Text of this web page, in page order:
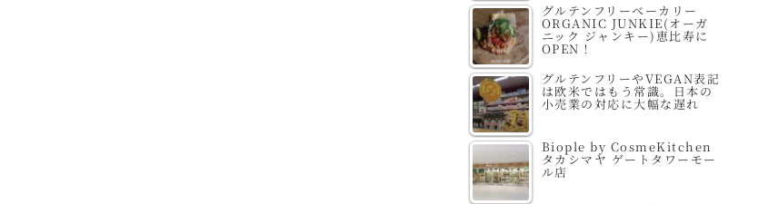
グルテンフリーベーカリー
ORGANIC JUNKIE(オーガ
ニック ジャンキー)恵比寿に
OPEN！
グルテンフリーやVEGAN表記
は欧米ではもう常識。日本の
小売業の対応に大幅な遅れ
Biople by CosmeKitchen
タカシマヤ ゲートタワーモー
ル店